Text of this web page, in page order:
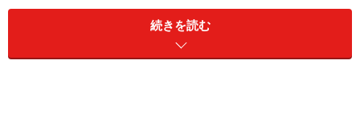
『紫子-とりかえばや異聞-』『Heat on Beat!』
『THE SCARLET PIMPERNEL』
『ジプシー男爵』『Rhapsodic Moon』
続きを読む